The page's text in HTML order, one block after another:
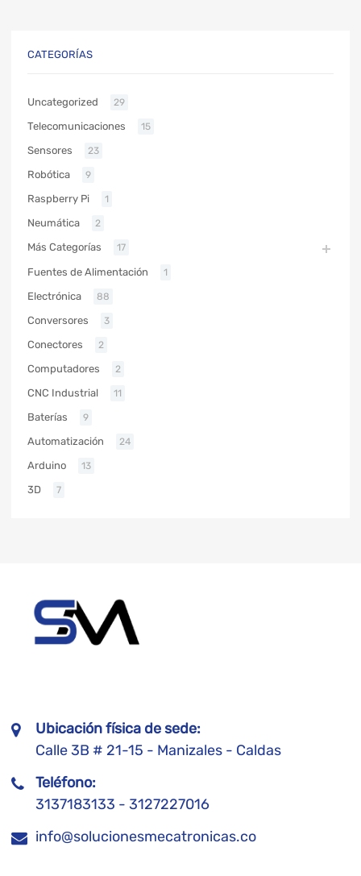
CATEGORÍAS
Uncategorized 29
Telecomunicaciones 15
Sensores 23
Robótica 9
Raspberry Pi 1
Neumática 2
Más Categorías 17
Fuentes de Alimentación 1
Electrónica 88
Conversores 3
Conectores 2
Computadores 2
CNC Industrial 11
Baterías 9
Automatización 24
Arduino 13
3D 7
Ubicación física de sede:
Calle 3B # 21-15 - Manizales - Caldas
Teléfono:
3137183133 - 3127227016
info@solucionesmecatronicas.co